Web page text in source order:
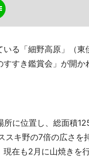
る「細野高原」（東
すき鑑賞会」が開か
に位置し、総面積
スキ野の7倍の広さを
在も2月に山焼きを